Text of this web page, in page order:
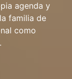
agenda y
familia de
como